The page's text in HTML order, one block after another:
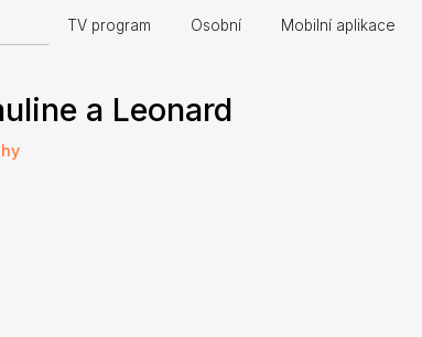
TV program Osobní Mobilní aplikace
a Leonard